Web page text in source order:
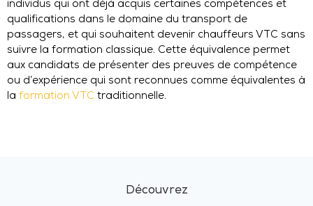
individus qui ont déjà acquis certaines compétences et
qualifications dans le domaine du transport de
passagers, et qui souhaitent devenir chauffeurs VTC sans
suivre la formation classique. Cette équivalence permet
aux candidats de présenter des preuves de compétence
ou d’expérience qui sont reconnues comme équivalentes à
la formation VTC traditionnelle.
Découvrez